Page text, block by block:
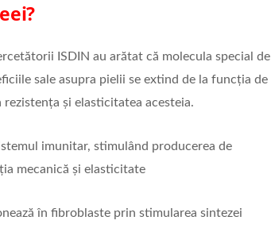
ISDIN au arătat că molecula special de
sale asupra pielii se extind de la funcția de
rezistența și elasticitatea acesteia.
imunitar, stimulând producerea de
mecanică și elasticitate
în fibroblaste prin stimularea sintezei